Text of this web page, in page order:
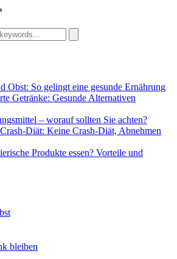
Obst: So gelingt eine gesunde Ernährung
Getränke: Gesunde Alternativen
– worauf sollten Sie achten?
Diät: Keine Crash-Diät, Abnehmen
Produkte essen? Vorteile und
bleiben